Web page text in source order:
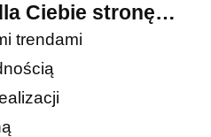
Ciebie stronę…
trendami